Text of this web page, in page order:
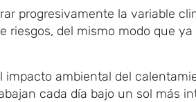
progresivamente la variable
riesgos, del mismo modo que
ambiental del
cada día bajo un sol más